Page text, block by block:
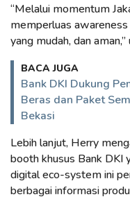
“Melalui momentum
memperluas
yang mudah, dan
BACA JUGA
Bank DKI Dukung
Beras dan Paket
Bekasi
Lebih lanjut, Herry
booth khusus Bank DKI
digital eco-system ini
berbagai informasi